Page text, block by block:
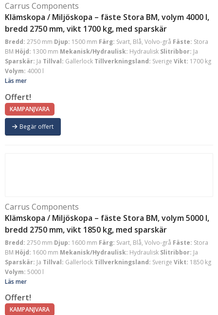
Carrus Components
Klämskopa / Miljöskopa – fäste Stora BM, volym 4000 l,
bredd 2750 mm, vikt 1700 kg, med sparskär
Bredd: 2750 mm Djup: 1500 mm Färg: Svart, Blå, Volvo-grå Fäste: Stora
BM Höjd: 1300 mm Mekanisk/Hydraulisk: Hydraulisk Slitribbor: Ja
Sparskär: Ja Tillval: Gallerlock Tillverkningsland: Sverige Vikt: 1700 kg
Volym: 4000 l
Läs mer
Offert!
KAMPANJVARA
Begär offert
Carrus Components
Klämskopa / Miljöskopa – fäste Stora BM, volym 5000 l,
bredd 2750 mm, vikt 1850 kg, med sparskär
Bredd: 2750 mm Djup: 1600 mm Färg: Svart, Blå, Volvo-grå Fäste: Stora
BM Höjd: 1600 mm Mekanisk/Hydraulisk: Hydraulisk Slitribbor: Ja
Sparskär: Ja Tillval: Gallerlock Tillverkningsland: Sverige Vikt: 1850 kg
Volym: 5000 l
Läs mer
Offert!
KAMPANJVARA